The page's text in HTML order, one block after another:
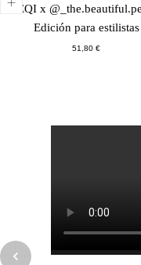
NEQI x
Edición para estilistas
Precio
51,80 €